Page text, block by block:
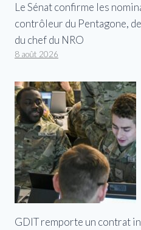
Le Sénat confirme les
contrôleur du Pentagone,
du chef du NRO
8 août 2026
GDIT remporte un contrat